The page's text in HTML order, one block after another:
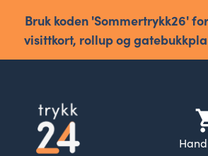
Bruk koden 'Sommertrykk26'
visittkort, rollup og